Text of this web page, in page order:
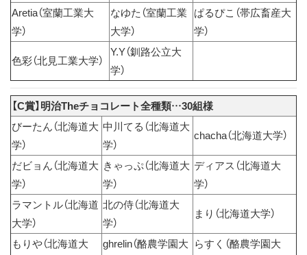
Aretia（室蘭工業大
学）
なゆた（室蘭工業
大学）
ぱるぴこ（帯広畜産大
学）
色彩（北見工業大学）
Y.Y（釧路公立大
学）
【C賞】明治Theチョコレート全種類…30組様
びーたん（北海道大
学）
中川てる（北海道大
学）
chacha（北海道大学）
だビョん（北海道大
学）
きゃっぷ（北海道大
学）
ディアス（北海道大
学）
ラマントル（北海道
大学）
北の侍（北海道大
学）
まり（北海道大学）
もりや（北海道大
ghrelin（酪農学園大 らすく（酪農学園大